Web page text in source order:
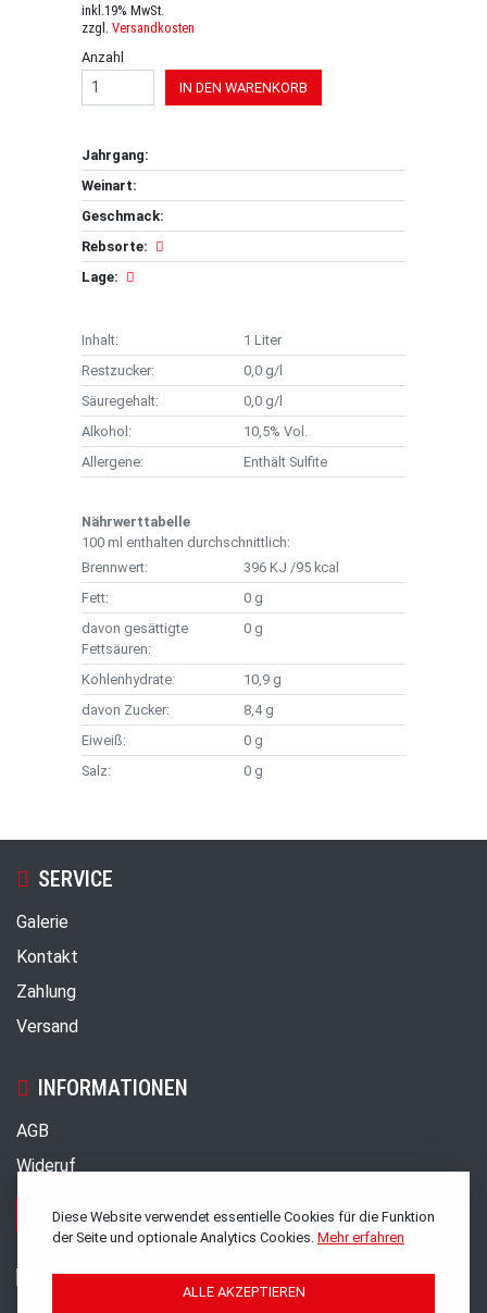
Jahrgang:
Weinart:
Geschmack:
Rebsorte:
Lage:
Inhalt:
1 Liter
Restzucker:
0,0 g/l
Säuregehalt:
0,0 g/l
Alkohol:
10,5% Vol.
Allergene:
Enthält Sulfite
Nährwerttabelle
100 ml enthalten durchschnittlich:
Brennwert:
396 KJ /95 kcal
Fett:
0 g
davon gesättigte
Fettsäuren:
0 g
Kohlenhydrate:
10,9 g
davon Zucker:
8,4 g
Eiweiß:
0 g
Salz:
0 g
inkl.19% MwSt.
zzgl. Versandkosten
Anzahl
IN DEN WARENKORB
SERVICE
Galerie
Kontakt
Zahlung
Versand
INFORMATIONEN
AGB
Wideruf
VERTRAG WIDERRUFEN
Diese Website verwendet essentielle Cookies für die Funktion
der Seite und optionale Analytics Cookies. Mehr erfahren
ALLE AKZEPTIEREN